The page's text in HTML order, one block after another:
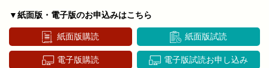
▼紙面版・電子版のお申込みはこちら
紙面版購読 紙面版試読
電子版購読 電子版試読お申し込み